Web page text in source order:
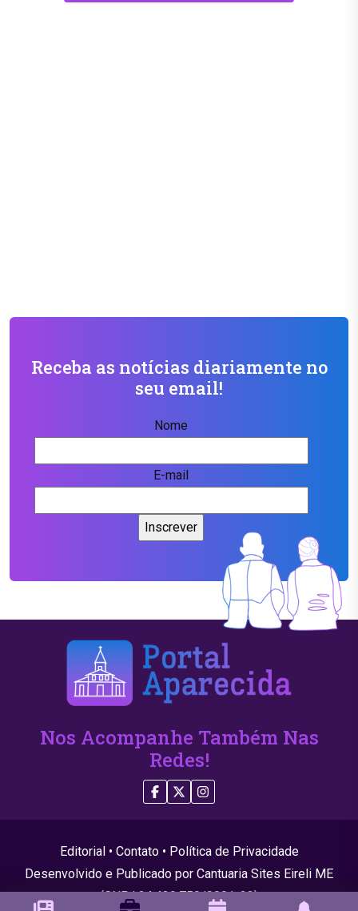
Receba as notícias diariamente no
seu email!
Nome
E-mail
Nos Acompanhe Também Nas
Redes!
Editorial • Contato• Política de Privacidade
Desenvolvido e Publicado por Cantuaria Sites Eireli ME
(CNPJ 24.439.750/0001-22)